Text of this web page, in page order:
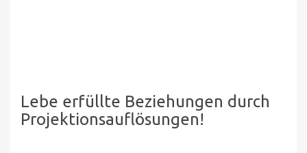
Lebe erfüllte Beziehungen durch
Projektionsauflösungen!